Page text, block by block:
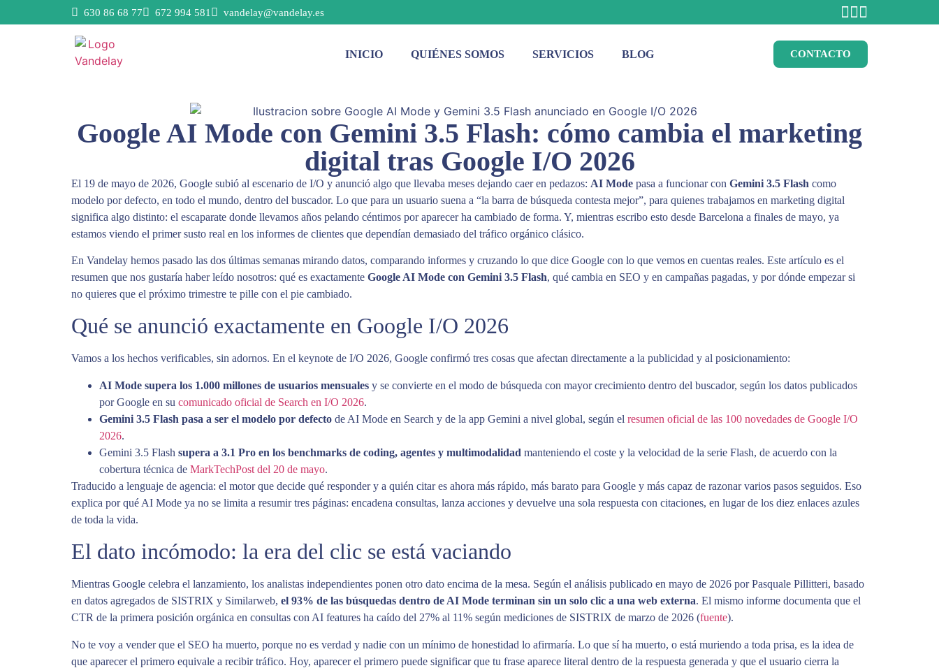
630 86 68 77 672 994 581 vandelay@vandelay.es
INICIO QUIÉNES SOMOS SERVICIOS BLOG CONTACTO
Google AI Mode con Gemini 3.5 Flash: cómo cambia el marketing
digital tras Google I/O 2026
El 19 de mayo de 2026, Google subió al escenario de I/O y anunció algo que llevaba meses dejando caer en pedazos: AI Mode pasa a funcionar con Gemini 3.5 Flash como
modelo por defecto, en todo el mundo, dentro del buscador. Lo que para un usuario suena a “la barra de búsqueda contesta mejor”, para quienes trabajamos en marketing digital
significa algo distinto: el escaparate donde llevamos años pelando céntimos por aparecer ha cambiado de forma. Y, mientras escribo esto desde Barcelona a finales de mayo, ya
estamos viendo el primer susto real en los informes de clientes que dependían demasiado del tráfico orgánico clásico.
En Vandelay hemos pasado las dos últimas semanas mirando datos, comparando informes y cruzando lo que dice Google con lo que vemos en cuentas reales. Este artículo es el
resumen que nos gustaría haber leído nosotros: qué es exactamente Google AI Mode con Gemini 3.5 Flash, qué cambia en SEO y en campañas pagadas, y por dónde empezar si
no quieres que el próximo trimestre te pille con el pie cambiado.
Qué se anunció exactamente en Google I/O 2026
Vamos a los hechos verificables, sin adornos. En el keynote de I/O 2026, Google confirmó tres cosas que afectan directamente a la publicidad y al posicionamiento:
AI Mode supera los 1.000 millones de usuarios mensuales y se convierte en el modo de búsqueda con mayor crecimiento dentro del buscador, según los datos publicados
por Google en su comunicado oficial de Search en I/O 2026.
Gemini 3.5 Flash pasa a ser el modelo por defecto de AI Mode en Search y de la app Gemini a nivel global, según el resumen oficial de las 100 novedades de Google I/O
2026.
Gemini 3.5 Flash supera a 3.1 Pro en los benchmarks de coding, agentes y multimodalidad manteniendo el coste y la velocidad de la serie Flash, de acuerdo con la
cobertura técnica de MarkTechPost del 20 de mayo.
Traducido a lenguaje de agencia: el motor que decide qué responder y a quién citar es ahora más rápido, más barato para Google y más capaz de razonar varios pasos seguidos. Eso
explica por qué AI Mode ya no se limita a resumir tres páginas: encadena consultas, lanza acciones y devuelve una sola respuesta con citaciones, en lugar de los diez enlaces azules
de toda la vida.
El dato incómodo: la era del clic se está vaciando
Mientras Google celebra el lanzamiento, los analistas independientes ponen otro dato encima de la mesa. Según el análisis publicado en mayo de 2026 por Pasquale Pillitteri, basado
en datos agregados de SISTRIX y Similarweb, el 93% de las búsquedas dentro de AI Mode terminan sin un solo clic a una web externa. El mismo informe documenta que el
CTR de la primera posición orgánica en consultas con AI features ha caído del 27% al 11% según mediciones de SISTRIX de marzo de 2026 (fuente).
No te voy a vender que el SEO ha muerto, porque no es verdad y nadie con un mínimo de honestidad lo afirmaría. Lo que sí ha muerto, o está muriendo a toda prisa, es la idea de
que aparecer el primero equivale a recibir tráfico. Hoy, aparecer el primero puede significar que tu frase aparece literal dentro de la respuesta generada y que el usuario cierra la